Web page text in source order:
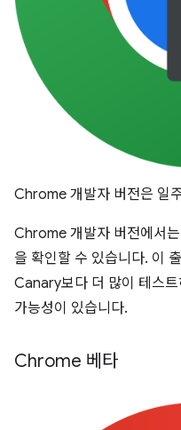
Chrome 개발자 버전은 일
Chrome 개발자 버전에서
을 확인할 수 있습니다. 이
Canary보다 더 많이 테스
가능성이 있습니다.
Chrome 베타